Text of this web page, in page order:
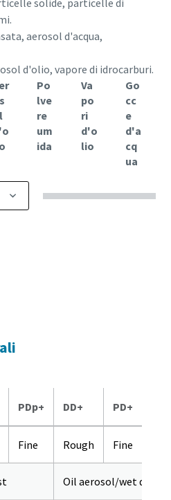
solide, particelle di
aerosol d'acqua,
d'olio, vapore di idrocarburi.
Po
lve
re
um
ida
Va
po
ri
d'o
lio
Go
cc
e
d'a
cq
ua
PDp+ DD+ PD+
Fine Rough Fine
Oil aerosol/wet dust